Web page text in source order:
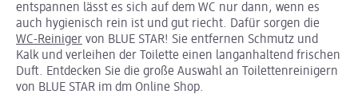
entspannen lässt es sich auf dem WC nur dann, wenn es
auch hygienisch rein ist und gut riecht. Dafür sorgen die
WC-Reiniger von BLUE STAR! Sie entfernen Schmutz und
Kalk und verleihen der Toilette einen langanhaltend frischen
Duft. Entdecken Sie die große Auswahl an Toilettenreinigern
von BLUE STAR im dm Online Shop.